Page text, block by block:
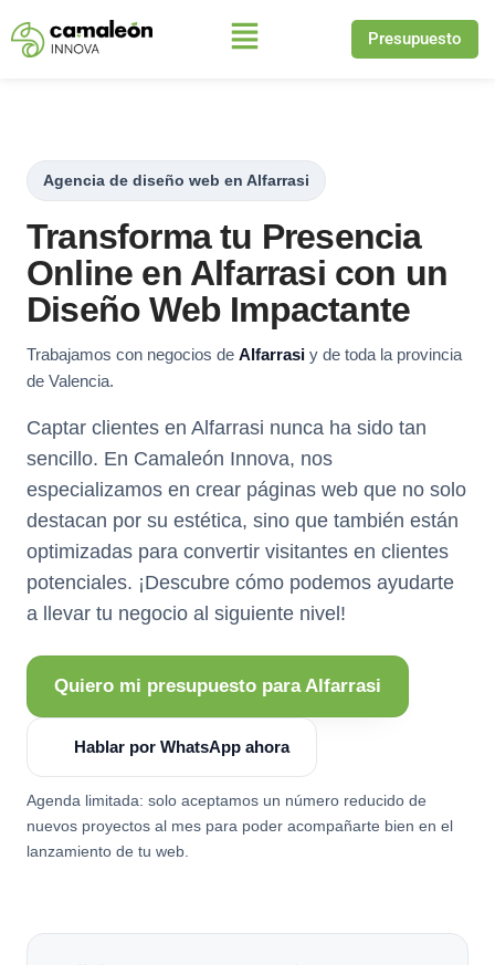
Saltar
Presupuesto
Agencia de diseño web en Alfarrasi
Transforma tu Presencia
Online en Alfarrasi con un
Diseño Web Impactante
Trabajamos con negocios de Alfarrasi y de toda la provincia
de Valencia.
Captar clientes en Alfarrasi nunca ha sido tan
sencillo. En Camaleón Innova, nos
especializamos en crear páginas web que no solo
destacan por su estética, sino que también están
optimizadas para convertir visitantes en clientes
potenciales. ¡Descubre cómo podemos ayudarte
a llevar tu negocio al siguiente nivel!
Quiero mi presupuesto para Alfarrasi
Hablar por WhatsApp ahora
Agenda limitada: solo aceptamos un número reducido de
nuevos proyectos al mes para poder acompañarte bien en el
lanzamiento de tu web.